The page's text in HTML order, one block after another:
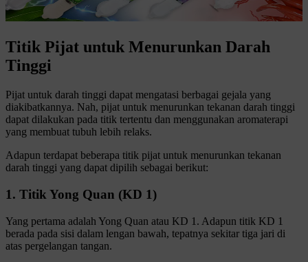
Titik Pijat untuk Menurunkan Darah
Tinggi
Pijat untuk darah tinggi dapat mengatasi berbagai gejala yang
diakibatkannya. Nah, pijat untuk menurunkan tekanan darah tinggi
dapat dilakukan pada titik tertentu dan menggunakan aromaterapi
yang membuat tubuh lebih relaks.
Adapun terdapat beberapa titik pijat untuk menurunkan tekanan
darah tinggi yang dapat dipilih sebagai berikut:
1. Titik Yong Quan (KD 1)
Yang pertama adalah Yong Quan atau KD 1. Adapun titik KD 1
berada pada sisi dalam lengan bawah, tepatnya sekitar tiga jari di
atas pergelangan tangan.